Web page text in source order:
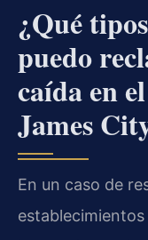
¿Qué
puedo
caída en
James
En un caso de